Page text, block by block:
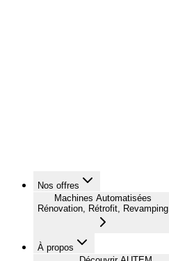
Nos offres
Machines Automatisées
Rénovation, Rétrofit, Revamping
À propos